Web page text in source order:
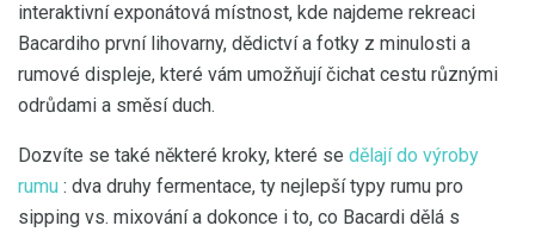
interaktivní exponátová místnost, kde najdeme rekreaci
Bacardiho první lihovarny, dědictví a fotky z minulosti a
rumové displeje, které vám umožňují čichat cestu různými
odrůdami a směsí duch.
Dozvíte se také některé kroky, které se dělají do výroby
rumu : dva druhy fermentace, ty nejlepší typy rumu pro
sipping vs. mixování a dokonce i to, co Bacardi dělá s